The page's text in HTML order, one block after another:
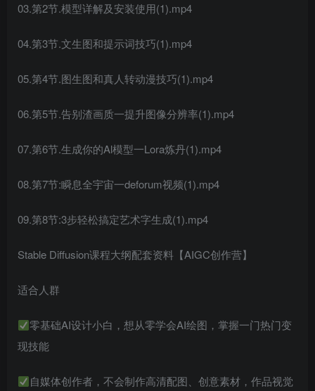
03.第2节.模型详解及安装使用(1).mp4
04.第3节.文生图和提示词技巧(1).mp4
05.第4节.图生图和真人转动漫技巧(1).mp4
06.第5节.告别渣画质一提升图像分辨率(1).mp4
07.第6节.生成你的Al模型一Lora炼丹(1).mp4
08.第7节:瞬息全宇宙一deforum视频(1).mp4
09.第8节:3步轻松搞定艺术字生成(1).mp4
Stable Diffusion课程大纲配套资料【AIGC创作营】
适合人群
零基础AI设计小白，想从零学会AI绘图，掌握一门热门变
现技能
自媒体创作者，不会制作高清配图、创意素材，作品视觉